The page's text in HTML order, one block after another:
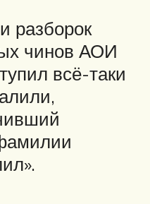
разборок
чинов АОИ
всё-таки